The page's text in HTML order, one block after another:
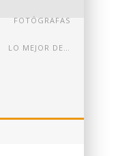
FOTÓGRAFAS
LO MEJOR DE…